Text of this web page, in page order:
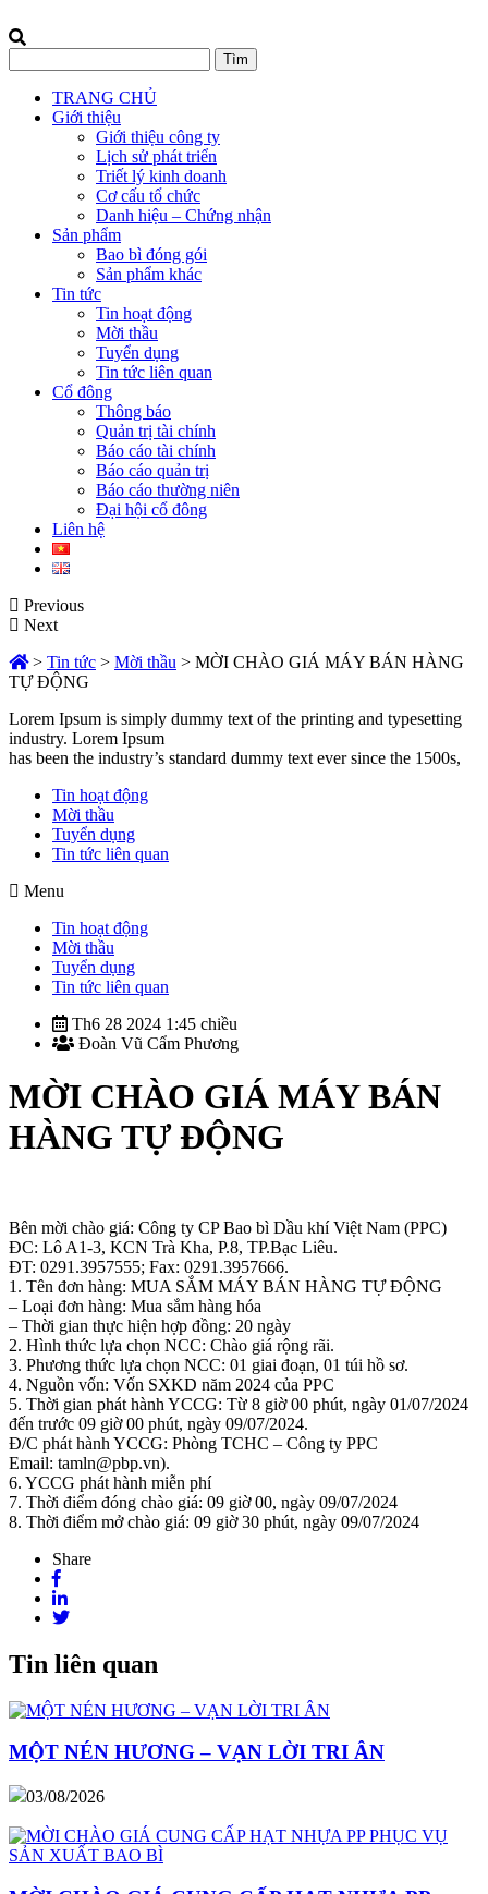
TRANG CHỦ
Giới thiệu
Giới thiệu công ty
Lịch sử phát triển
Triết lý kinh doanh
Cơ cấu tổ chức
Danh hiệu – Chứng nhận
Sản phẩm
Bao bì đóng gói
Sản phẩm khác
Tin tức
Tin hoạt động
Mời thầu
Tuyển dụng
Tin tức liên quan
Cổ đông
Thông báo
Quản trị tài chính
Báo cáo tài chính
Báo cáo quản trị
Báo cáo thường niên
Đại hội cổ đông
Liên hệ
Previous
Next
> Tin tức > Mời thầu > MỜI CHÀO GIÁ MÁY BÁN HÀNG
TỰ ĐỘNG
Lorem Ipsum is simply dummy text of the printing and typesetting
industry. Lorem Ipsum
has been the industry’s standard dummy text ever since the 1500s,
Tin hoạt động
Mời thầu
Tuyển dụng
Tin tức liên quan
Menu
Tin hoạt động
Mời thầu
Tuyển dụng
Tin tức liên quan
Th6 28 2024 1:45 chiều
Đoàn Vũ Cẩm Phương
MỜI CHÀO GIÁ MÁY BÁN
HÀNG TỰ ĐỘNG
Bên mời chào giá: Công ty CP Bao bì Dầu khí Việt Nam (PPC)
ĐC: Lô A1-3, KCN Trà Kha, P.8, TP.Bạc Liêu.
ĐT: 0291.3957555; Fax: 0291.3957666.
1. Tên đơn hàng: MUA SẮM MÁY BÁN HÀNG TỰ ĐỘNG
– Loại đơn hàng: Mua sắm hàng hóa
– Thời gian thực hiện hợp đồng: 20 ngày
2. Hình thức lựa chọn NCC: Chào giá rộng rãi.
3. Phương thức lựa chọn NCC: 01 giai đoạn, 01 túi hồ sơ.
4. Nguồn vốn: Vốn SXKD năm 2024 của PPC
5. Thời gian phát hành YCCG: Từ 8 giờ 00 phút, ngày 01/07/2024
đến trước 09 giờ 00 phút, ngày 09/07/2024.
Đ/C phát hành YCCG: Phòng TCHC – Công ty PPC
Email: tamln@pbp.vn).
6. YCCG phát hành miễn phí
7. Thời điểm đóng chào giá: 09 giờ 00, ngày 09/07/2024
8. Thời điểm mở chào giá: 09 giờ 30 phút, ngày 09/07/2024
Share
Tin liên quan
MỘT NÉN HƯƠNG – VẠN LỜI TRI ÂN
03/08/2026